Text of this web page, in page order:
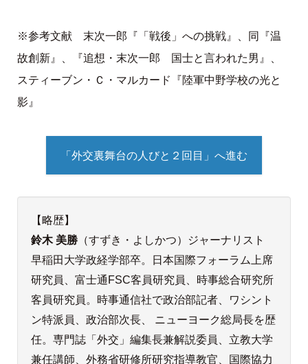
※参考文献 末次一郎『「戦後」への挑戦』、同『温
故創新』、『追想・末次一郎 国士と言われた男』、
スティーブン・Ｃ・マルカード『陸軍中野学校の光と
影』
「外交裏舞台の人びと２回目」へ進む
【略歴】
鈴木 美勝（すずき・よしかつ）ジャーナリスト
早稲田大学政経学部卒。日本国際フォーラム上席
研究員、富士通FSC客員研究員、時事総合研究所
客員研究員。時事通信社で政治部記者、ワシント
ン特派員、政治部次長、 ニューヨーク総局長を歴
任。専門誌「外交」編集長兼解説委員、立教大学
兼任講師、外務省研修所研究指導教官、国際協力